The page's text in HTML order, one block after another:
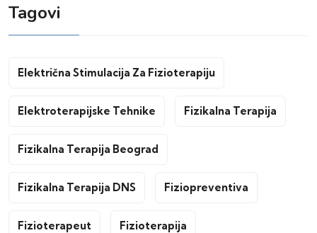
Tagovi
Električna Stimulacija Za Fizioterapiju
Elektroterapijske Tehnike Fizikalna Terapija
Fizikalna Terapija Beograd
Fizikalna Terapija DNS Fiziopreventiva
Fizioterapeut Fizioterapija